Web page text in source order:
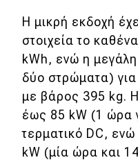
Η μικρή εκδοχή
στοιχεία το
kWh, ενώ η
δύο στρώματα)
με βάρος 395 kg.
έως 85 kW (1 ώρα
τερματικό DC,
kW (μία ώρα και